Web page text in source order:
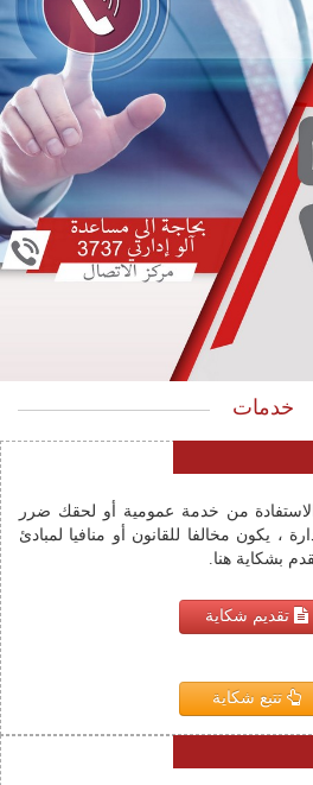
خدمات
الاستفادة من خدمة عمومية أو لحقك ضرر
، يكون مخالفا للقانون أو منافيا لمبادئ
بشكاية هنا.
تقديم شكاية
تتبع شكاية